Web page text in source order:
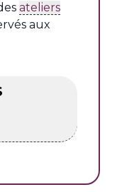
ateliers
aux